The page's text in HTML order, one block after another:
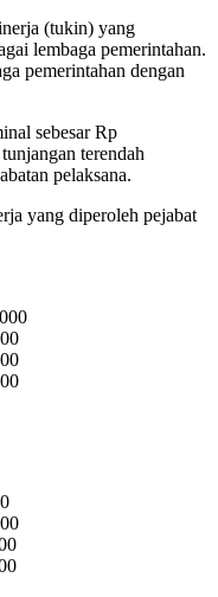
(tukin) yang
lembaga pemerintahan.
pemerintahan dengan
sebesar Rp
terendah
pelaksana.
yang diperoleh pejabat